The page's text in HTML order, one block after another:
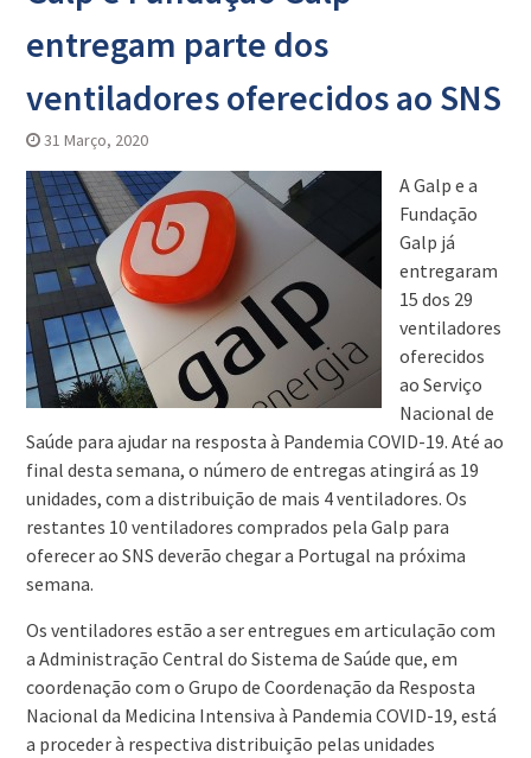
entregam parte dos
ventiladores oferecidos ao SNS
31 Março, 2020
A Galp e a
Fundação
Galp já
entregaram
15 dos 29
ventiladores
oferecidos
ao Serviço
Nacional de
Saúde para ajudar na resposta à Pandemia COVID-19. Até ao
final desta semana, o número de entregas atingirá as 19
unidades, com a distribuição de mais 4 ventiladores. Os
restantes 10 ventiladores comprados pela Galp para
oferecer ao SNS deverão chegar a Portugal na próxima
semana.
Os ventiladores estão a ser entregues em articulação com
a Administração Central do Sistema de Saúde que, em
coordenação com o Grupo de Coordenação da Resposta
Nacional da Medicina Intensiva à Pandemia COVID-19, está
a proceder à respectiva distribuição pelas unidades